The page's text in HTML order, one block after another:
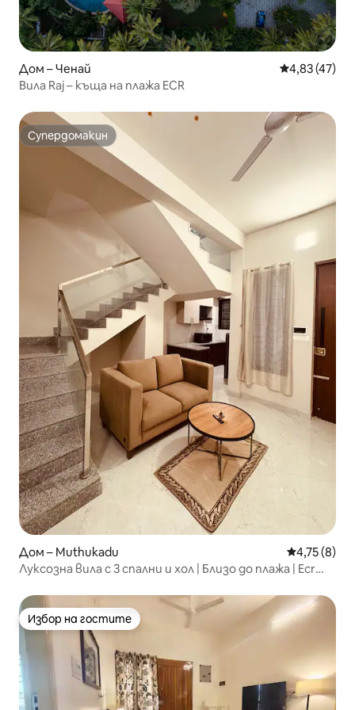
Дом – Ченай Средна
4,83 (47)
Вила Raj – къща на плажа ECR
Супердомакин
Супердомакин
Дом – Muthukadu Средна
4,75 (8)
Луксозна вила с 3 спални и хол | Близо до плажа | Ecr
Избор на гостите
Избор на гостите